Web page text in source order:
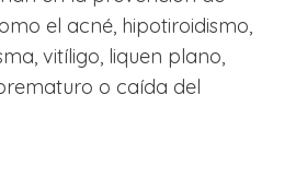
el acné, hipotiroidismo,
vitíligo, liquen plano,
o caída del